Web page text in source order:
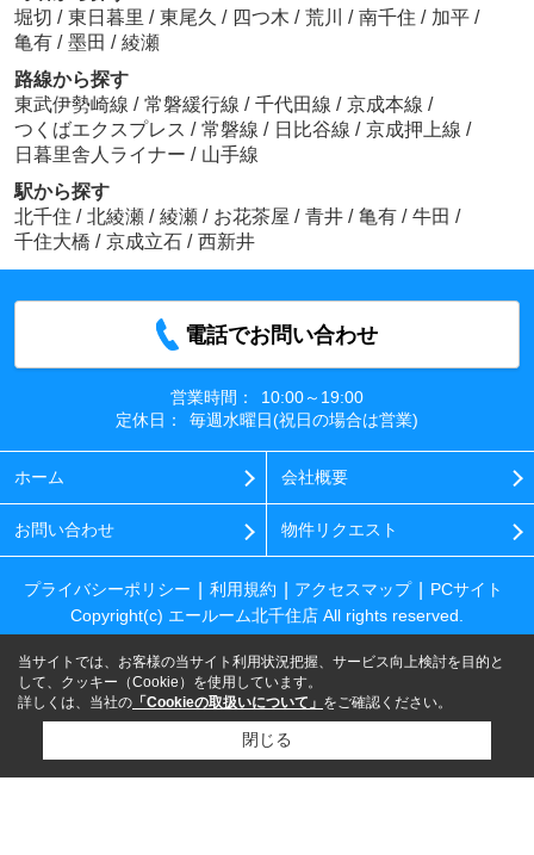
堀切 / 東日暮里 / 東尾久 / 四つ木 / 荒川 / 南千住 / 加平 /
亀有 / 墨田 / 綾瀬
路線から探す
東武伊勢崎線 / 常磐緩行線 / 千代田線 / 京成本線 /
つくばエクスプレス / 常磐線 / 日比谷線 / 京成押上線 /
日暮里舎人ライナー / 山手線
駅から探す
北千住 / 北綾瀬 / 綾瀬 / お花茶屋 / 青井 / 亀有 / 牛田 /
千住大橋 / 京成立石 / 西新井
電話でお問い合わせ
営業時間：
10:00～19:00
定休日：
毎週水曜日(祝日の場合は営業)
ホーム 会社概要
お問い合わせ 物件リクエスト
プライバシーポリシー 利用規約 アクセスマップ
PCサイト
Copyright(c) エールーム北千住店 All rights reserved.
当サイトでは、お客様の当サイト利用状況把握、サービス向上検討を目的と
して、クッキー（Cookie）を使用しています。
詳しくは、当社の 「Cookieの取扱いについて」 をご確認ください。
閉じる